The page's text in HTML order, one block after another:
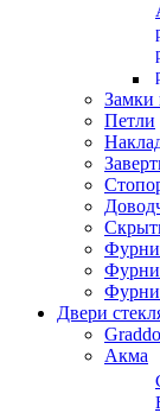
Замки
Петли
Двери
Акма